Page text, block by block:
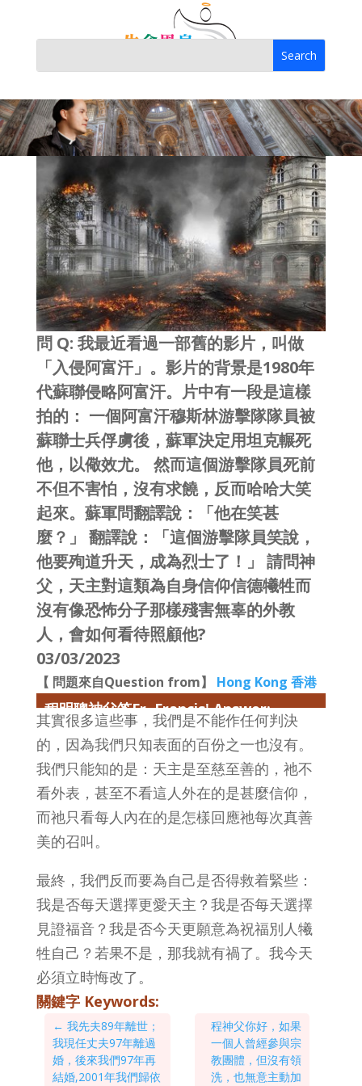
問 Q: 我最近看過一部舊的影片，叫做
「入侵阿富汗」。影片的背景是1980年
代蘇聯侵略阿富汗。片中有一段是這樣
拍的： 一個阿富汗穆斯林游擊隊隊員被
蘇聯士兵俘虜後，蘇軍決定用坦克輾死
他，以儆效尤。 然而這個游擊隊員死前
不但不害怕，沒有求饒，反而哈哈大笑
起來。蘇軍問翻譯說：「他在笑甚
麼？」 翻譯說：「這個游擊隊員笑說，
他要殉道升天，成為烈士了！」 請問神
父，天主對這類為自身信仰信德犧牲而
沒有像恐怖分子那樣殘害無辜的外教
人，會如何看待照顧他?
03/03/2023
【 問題來自Question from】 Hong Kong 香港
程明聰神父答Fr. Francis' Answer:
其實很多這些事，我們是不能作任何判決
的，因為我們只知表面的百份之一也沒有。
我們只能知的是：天主是至慈至善的，祂不
看外表，甚至不看這人外在的是甚麼信仰，
而祂只看每人內在的是怎樣回應祂每次真善
美的召叫。
最終，我們反而要為自己是否得救着緊些：
我是否每天選擇更愛天主？我是否每天選擇
見證福音？我是否今天更願意為祝福別人犧
牲自己？若果不是，那我就有禍了。我今天
必須立時悔改了。
關鍵字 Keywords:
← 我先夫89年離世；
我現任丈夫97年離過
婚，後來我們97年再
結婚,2001年我們歸依
程神父你好，如果
一個人曾經參與宗
教團體，但沒有領
洗，也無意主動加